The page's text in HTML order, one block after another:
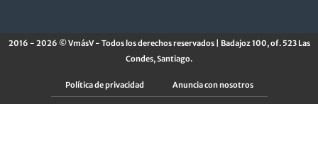
2016 - 2026 © VmásV - Todos los derechos reservados | Badajoz 100, of. 523 Las
Condes, Santiago.
Política de privacidad Anuncia con nosotros